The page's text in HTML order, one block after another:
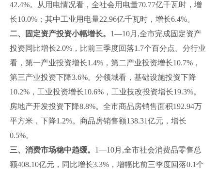
42.4%。从用电情况看，全社会用电量70.77亿千瓦时，增
长10.0%；其中工业用电量22.96亿千瓦时，增长6.4%。
二、固定资产投资小幅增长。 1—10月,全市完成固定资产
投资同比增长2.0%，比前三季度回落1.7个百分点。分行业
看，第一产业投资增长1.4%，第二产业投资增长10.7%，
第三产业投资下降3.6%。分领域看，基础设施投资下降
10.2%，工业投资增长10.6%，工业技改投资增长19.3%。
房地产开发投资下降8.8%。全市商品房销售面积192.94万
平方米，下降1.2%。商品房销售额138.31亿元，增长
0.5%。
三、消费市场稳中趋缓。 1—10月,全市社会消费品零售总
额408.10亿元，同比增长3.3%，增幅比前三季度回落0.1个